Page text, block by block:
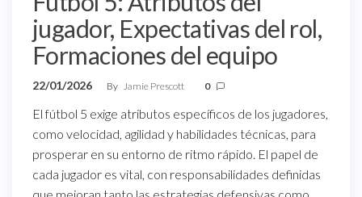
jugador, Expectativas del rol,
Formaciones del equipo
22/01/2026 By Jamie Prescott 0
El fútbol 5 exige atributos específicos de los jugadores,
como velocidad, agilidad y habilidades técnicas, para
prosperar en su entorno de ritmo rápido. El papel de
cada jugador es vital, con responsabilidades definidas